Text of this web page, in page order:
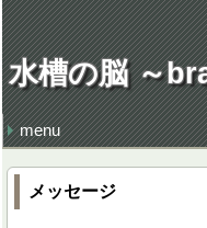
水槽の脳 ～
menu
最近の記事
損得勘定
地獄の行軍
earworm
休日飲み
3代目クラウン
最近のコメント
謹賀新年 system
タグ健康・病気 (106)
仕事 (35)
職場 (21)
意見 (9)
食 (59)
時事 (37)
交通 (14)
地域 (62)
映画 (23)
音楽 (35)
趣味 (36)
書籍 (4)
宇宙 (8)
家族 (45)
文化 (69)
その他 (20)
デザイン (8)
流行 (7)
住 (6)
レトロ (27)
技術 (22)
言葉 (9)
季節 (19)
行事 (20)
生活 (39)
天気・気象 (12)
酒 (14)
精神 (46)
自然 (8)
モノ・道具 (8)
歴史 (15)
政治 (4)
旅行 (31)
文学 (1)
植物 (3)
スポーツ (6)
思い出 (2)
メッセージ